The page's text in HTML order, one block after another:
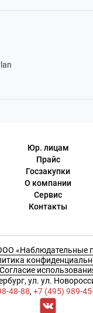
Юр. лицам
Прайс
Госзакупки
О компании
Сервис
Контакты
«Наблюдательные
Согласие
ул. ул.
48-88, +7 (495) 989-